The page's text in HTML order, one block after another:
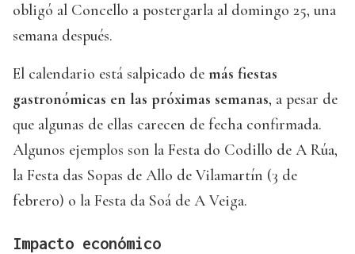
obligó al Concello a postergarla al domingo 25, una
semana después.
El calendario está salpicado de más fiestas
gastronómicas en las próximas semanas, a pesar de
que algunas de ellas carecen de fecha confirmada.
Algunos ejemplos son la Festa do Codillo de A Rúa,
la Festa das Sopas de Allo de Vilamartín (3 de
febrero) o la Festa da Soá de A Veiga.
Impacto económico